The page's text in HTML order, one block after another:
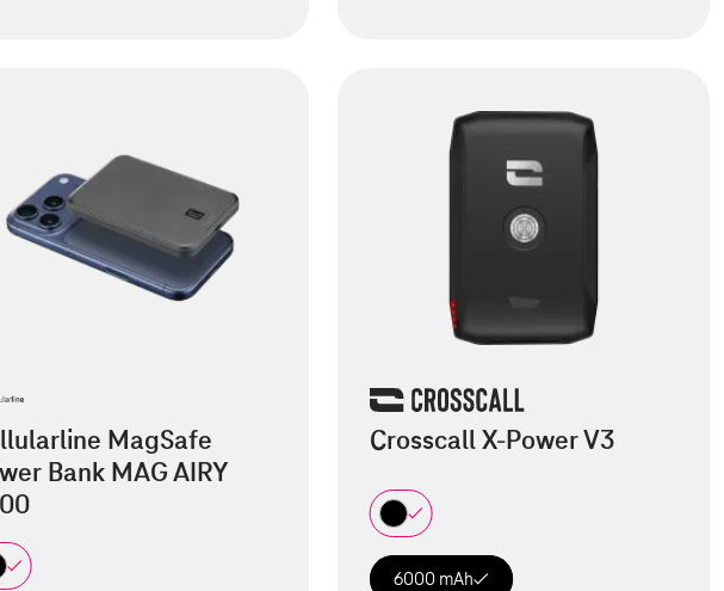
MagSafe
Bank MAG AIRY
Crosscall X-Power V3
6000 mAh